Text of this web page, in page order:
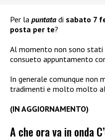
Per la puntata di sabato 7
posta per te?
Al momento non sono
consueto appuntamento
In generale comunque non
tradimenti e molto molto
(IN AGGIORNAMENTO)
A che ora va in onda